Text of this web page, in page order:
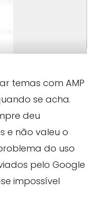
temas com AMP
se acha.
deu
e não valeu o
do uso
pelo Google
impossível